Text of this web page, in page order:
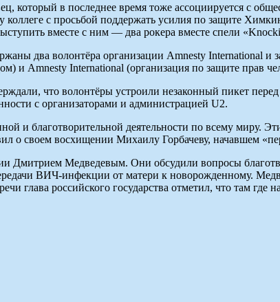
который в последнее время тоже ассоциируется с
коллеге с просьбой поддержать усилия по защите
вместе с ним — два рокера вместе спели
два волонтёра организации Amnesty
Amnesty International (организация по защите прав
что волонтёры устроили незаконный пикет
с организаторами и администрацией U2.
и благотворительной деятельности по всему миру.
о своем восхищении Михаилу Горбачеву, начавшем
Дмитрием Медведевым. Они обсудили вопросы
ВИЧ-инфекции от матери к новорожденному.
глава российского государства отметил, что там где